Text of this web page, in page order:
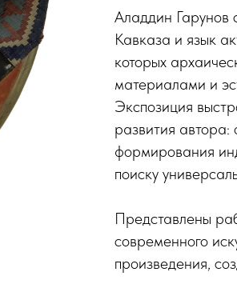
Аладдин Гарунов
Кавказа и язык
которых
материалами и
Экспозиция
развития автора:
формирования
поиску
Представлены
современного
произведения,